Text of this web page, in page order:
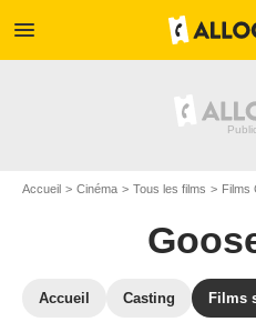
menu
Accueil Cinéma Tous les films Films
Accueil Casting Films